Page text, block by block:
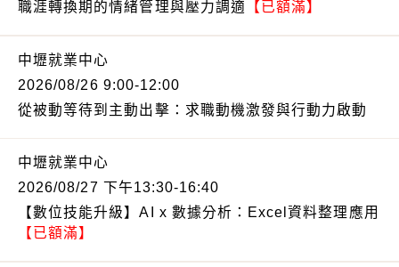
職涯轉換期的情緒管理與壓力調適 【已額滿】
中壢就業中心
2026/08/26 9:00-12:00
從被動等待到主動出擊：求職動機激發與行動力啟動
中壢就業中心
2026/08/27 下午13:30-16:40
【數位技能升級】AI x 數據分析：Excel資料整理應用
【已額滿】